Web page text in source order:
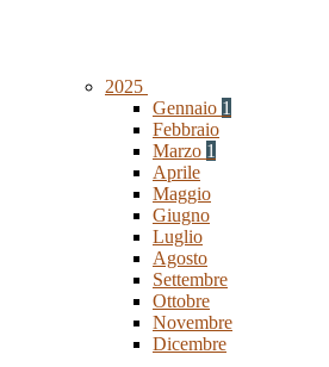
2025
Gennaio 1
Febbraio
Marzo 1
Aprile
Maggio
Giugno
Luglio
Agosto
Settembre
Ottobre
Novembre
Dicembre